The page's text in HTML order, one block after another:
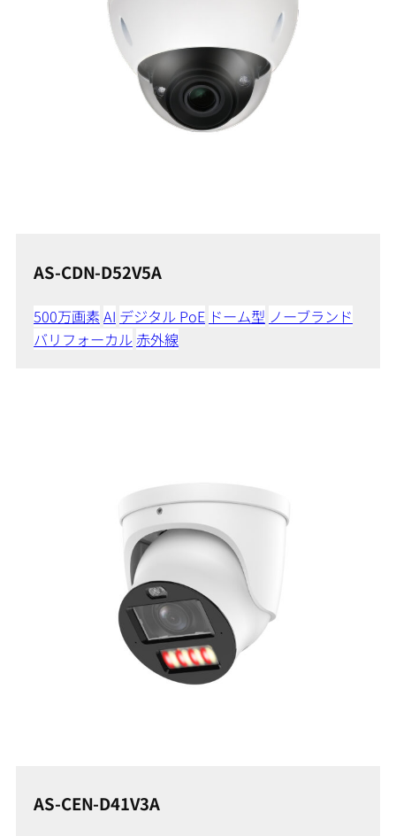
AS-CDN-D52V5A
500万画素AI デジタル PoE ドーム型 ノーブランド
バリフォーカル 赤外線
AS-CEN-D41V3A